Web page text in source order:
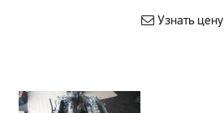
Узнать цену